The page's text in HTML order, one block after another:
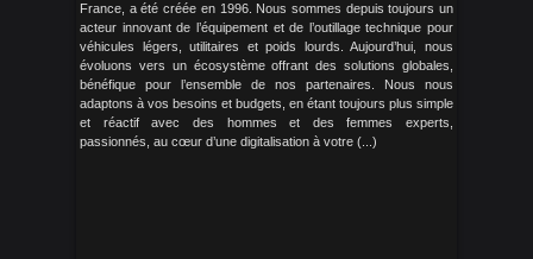
France, a été créée en 1996. Nous sommes depuis toujours un
acteur innovant de l’équipement et de l’outillage technique pour
véhicules légers, utilitaires et poids lourds. Aujourd’hui, nous
évoluons vers un écosystème offrant des solutions globales,
bénéfique pour l’ensemble de nos partenaires. Nous nous
adaptons à vos besoins et budgets, en étant toujours plus simple
et réactif avec des hommes et des femmes experts,
passionnés, au cœur d’une digitalisation à votre (...)